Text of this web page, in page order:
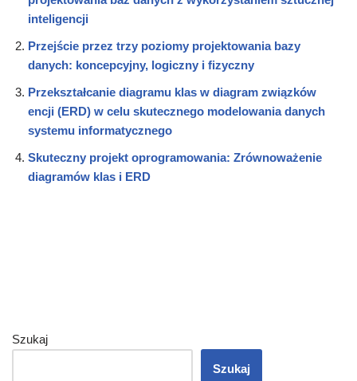
inteligencji
Przejście przez trzy poziomy projektowania bazy
danych: koncepcyjny, logiczny i fizyczny
Przekształcanie diagramu klas w diagram związków
encji (ERD) w celu skutecznego modelowania danych
systemu informatycznego
Skuteczny projekt oprogramowania: Zrównoważenie
diagramów klas i ERD
Szukaj
Szukaj